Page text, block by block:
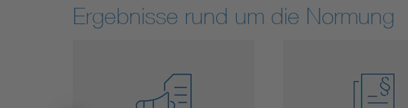
Ergebnisse rund um die Normung